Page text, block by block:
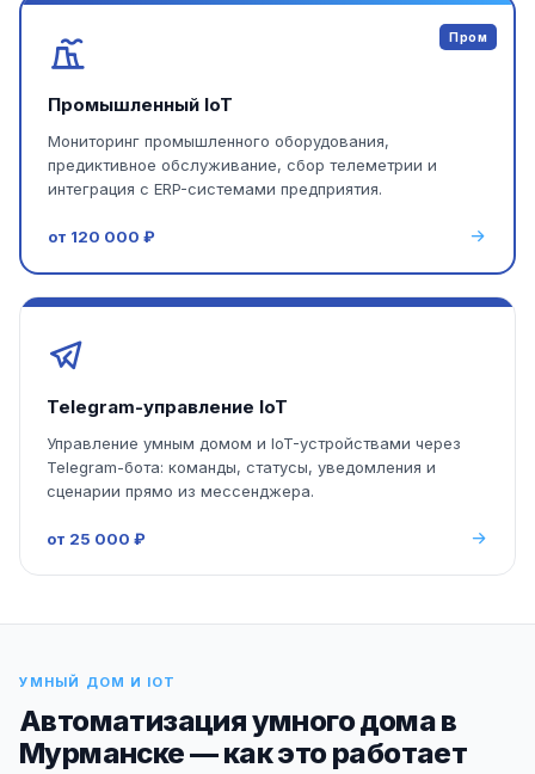
Пром
Промышленный IoT
Мониторинг промышленного оборудования,
предиктивное обслуживание, сбор телеметрии и
интеграция с ERP-системами предприятия.
от 120 000 ₽
Telegram-управление IoT
Управление умным домом и IoT-устройствами через
Telegram-бота: команды, статусы, уведомления и
сценарии прямо из мессенджера.
от 25 000 ₽
УМНЫЙ ДОМ И IOT
Автоматизация умного дома в
Мурманске — как это работает